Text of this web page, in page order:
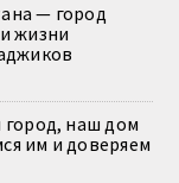
— город
жизни
наш дом
им и доверяем